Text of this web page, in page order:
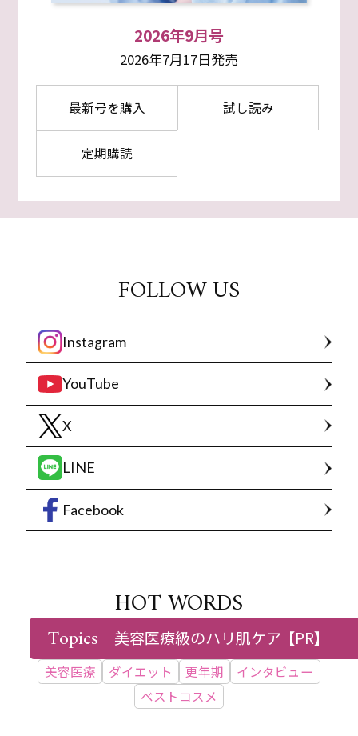
2026年9月号
2026年7月17日発売
最新号を購入 試し読み
定期購読
FOLLOW US
Instagram
YouTube
X
LINE
Facebook
HOT WORDS
最新号情報 付録 WEB限定 シミ
たるみ
美容医療
ダイエット 更年期
インタビュー
ベストコスメ
Topics 美容医療級のハリ肌ケア【PR】